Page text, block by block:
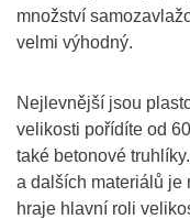
množství
velmi výhodný.
Nejlevnější jsou
velikosti pořídíte od
také betonové
a dalších materiálů je
hraje hlavní roli